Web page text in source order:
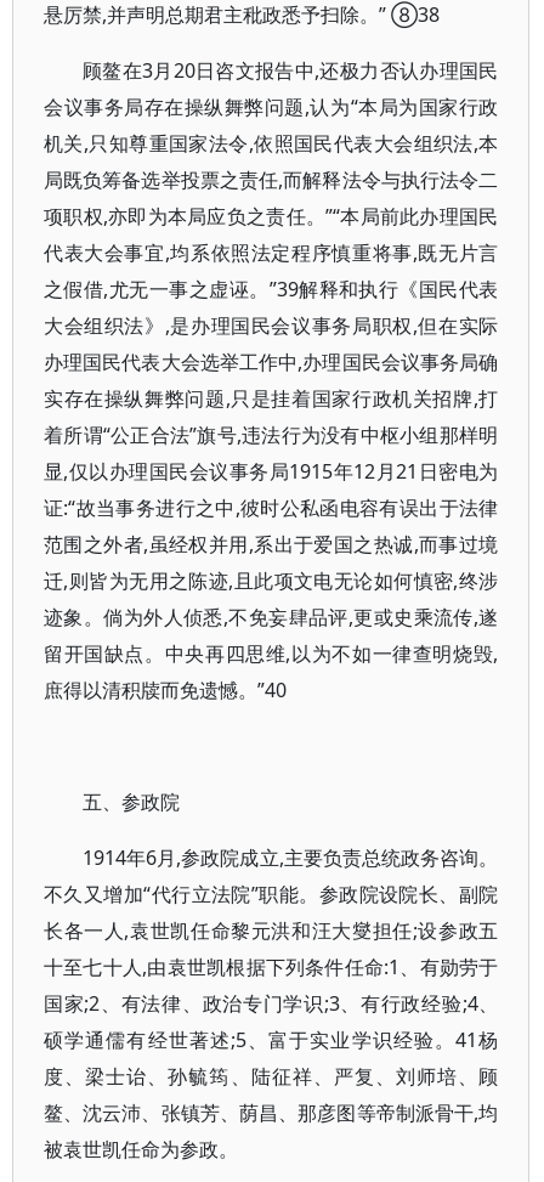
悬厉禁,并声明总期君主秕政悉予扫除。” ⑧38
顾鳌在3月20日咨文报告中,还极力否认办理国民
会议事务局存在操纵舞弊问题,认为“本局为国家行政
机关,只知尊重国家法令,依照国民代表大会组织法,本
局既负筹备选举投票之责任,而解释法令与执行法令二
项职权,亦即为本局应负之责任。”“本局前此办理国民
代表大会事宜,均系依照法定程序慎重将事,既无片言
之假借,尤无一事之虚诬。”39解释和执行《国民代表
大会组织法》,是办理国民会议事务局职权,但在实际
办理国民代表大会选举工作中,办理国民会议事务局确
实存在操纵舞弊问题,只是挂着国家行政机关招牌,打
着所谓“公正合法”旗号,违法行为没有中枢小组那样明
显,仅以办理国民会议事务局1915年12月21日密电为
证:“故当事务进行之中,彼时公私函电容有误出于法律
范围之外者,虽经权并用,系出于爱国之热诚,而事过境
迁,则皆为无用之陈迹,且此项文电无论如何慎密,终涉
迹象。倘为外人侦悉,不免妄肆品评,更或史乘流传,遂
留开国缺点。中央再四思维,以为不如一律查明烧毁,
庶得以清积牍而免遗憾。”40
五、参政院
1914年6月,参政院成立,主要负责总统政务咨询。
不久又增加“代行立法院”职能。参政院设院长、副院
长各一人,袁世凯任命黎元洪和汪大燮担任;设参政五
十至七十人,由袁世凯根据下列条件任命:1、有勋劳于
国家;2、有法律、政治专门学识;3、有行政经验;4、
硕学通儒有经世著述;5、富于实业学识经验。41杨
度、梁士诒、孙毓筠、陆征祥、严复、刘师培、顾
鳌、沈云沛、张镇芳、荫昌、那彦图等帝制派骨干,均
被袁世凯任命为参政。